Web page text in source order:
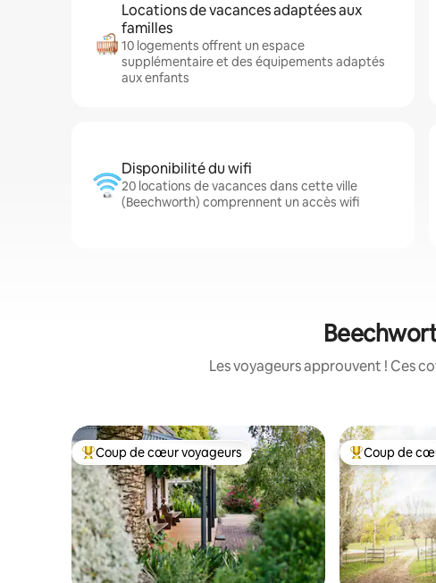
Locations de vacances adaptées aux
familles
10 logements offrent un espace
supplémentaire et des équipements adaptés
aux enfants
Disponibilité du wifi
20 locations de vacances dans cette ville
(Beechworth) comprennent un accès wifi
Les voyageurs approuvent ! Ces
Coups de cœur voyageurs les plus appréciés
Coup de cœur voyageurs Coups de
Coup de